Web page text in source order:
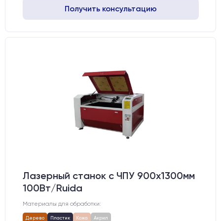
Получить консультацию
Лазерный станок c ЧПУ 900х1300мм
100Вт/Ruida
Материалы для обработки:
Дерево Пластик Кожа Акрил